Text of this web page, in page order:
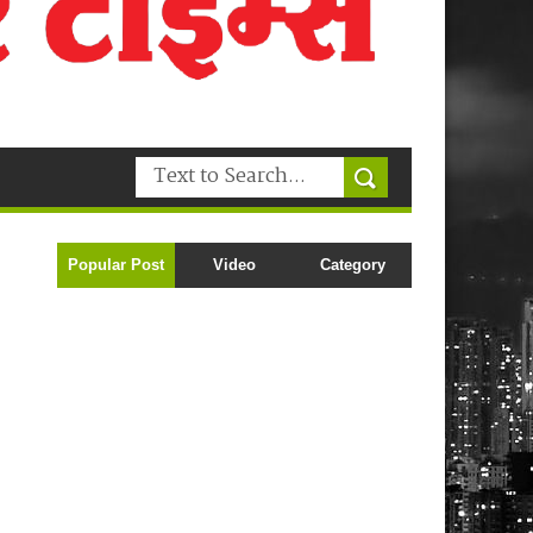
Popular Post Video Category